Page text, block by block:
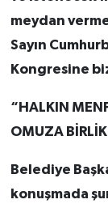
meydan
Sayın
Kongresine
“HALKIN
OMUZA
Belediye
konuşmada